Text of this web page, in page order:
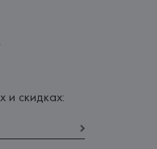
и скидках: